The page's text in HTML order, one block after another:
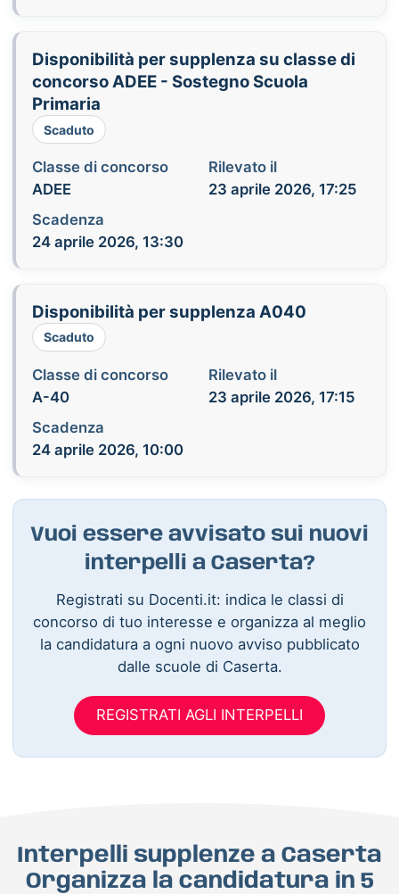
Disponibilità per supplenza su classe di
concorso ADEE - Sostegno Scuola
Primaria
Scaduto
Classe di concorso
ADEE
Rilevato il
23 aprile 2026, 17:25
Scadenza
24 aprile 2026, 13:30
Disponibilità per supplenza A040
Scaduto
Classe di concorso
A-40
Rilevato il
23 aprile 2026, 17:15
Scadenza
24 aprile 2026, 10:00
Vuoi essere avvisato sui nuovi
interpelli a Caserta?
Registrati su Docenti.it: indica le classi di
concorso di tuo interesse e organizza al meglio
la candidatura a ogni nuovo avviso pubblicato
dalle scuole di Caserta.
REGISTRATI AGLI INTERPELLI
Interpelli supplenze a Caserta
Organizza la candidatura in 5